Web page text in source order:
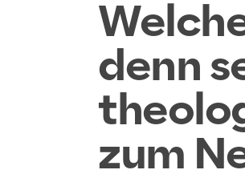
denn
zum